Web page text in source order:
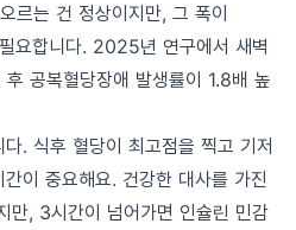
르는 건 정상이지만, 그 폭이
요합니다. 2025년 연구에서 새벽
공복혈당장애 발생률이 1.8배 높
. 식후 혈당이 최고점을 찍고 기저
이 중요해요. 건강한 대사를 가진
만, 3시간이 넘어가면 인슐린 민감